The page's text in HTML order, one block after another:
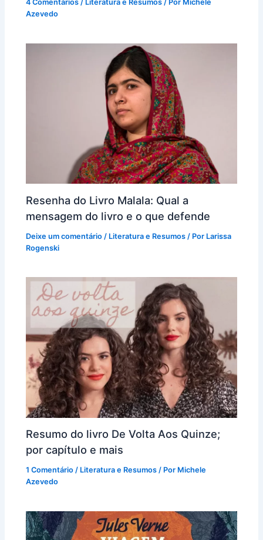
4 Comentários / Literatura e Resumos / Por Michele
Azevedo
Resenha do Livro Malala: Qual a
mensagem do livro e o que defende
Deixe um comentário / Literatura e Resumos / Por Larissa
Rogenski
Resumo do livro De Volta Aos Quinze;
por capítulo e mais
1 Comentário / Literatura e Resumos / Por Michele
Azevedo